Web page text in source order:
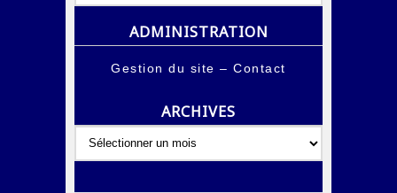
ADMINISTRATION
Gestion du site –Contact
ARCHIVES
Archives